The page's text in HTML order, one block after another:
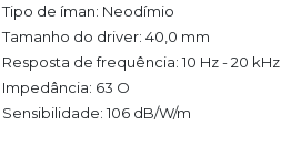
Tipo de íman: Neodímio
Tamanho do driver: 40,0 mm
Resposta de frequência: 10 Hz - 20 kHz
Impedância: 63 O
Sensibilidade: 106 dB/W/m